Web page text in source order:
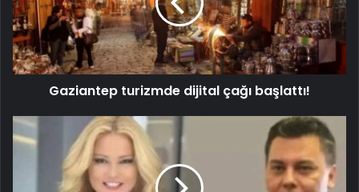
Gaziantep turizmde dijital çağı başlattı!